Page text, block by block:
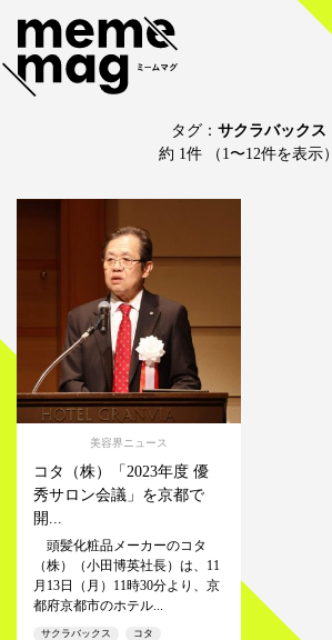
タグ： サクラバックス
約 1件 （1〜12件を表示）
美容界ニュース
コタ（株）「2023年度 優
秀サロン会議」を京都で
開...
頭髪化粧品メーカーのコタ
（株）（小田博英社長）は、11
月13日（月）11時30分より、京
都府京都市のホテル...
サクラバックス コタ